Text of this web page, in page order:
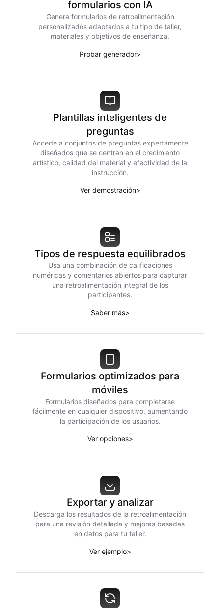
formularios con IA
Genera formularios de retroalimentación
personalizados adaptados a tu tipo de taller,
materiales y objetivos de enseñanza.
Probar generador>
Plantillas inteligentes de
preguntas
Accede a conjuntos de preguntas expertamente
diseñados que se centran en el crecimiento
artístico, calidad del material y efectividad de la
instrucción.
Ver demostración>
Tipos de respuesta equilibrados
Usa una combinación de calificaciones
numéricas y comentarios abiertos para capturar
una retroalimentación integral de los
participantes.
Saber más>
Formularios optimizados para
móviles
Formularios diseñados para completarse
fácilmente en cualquier dispositivo, aumentando
la participación de los usuarios.
Ver opciones>
Exportar y analizar
Descarga los resultados de la retroalimentación
para una revisión detallada y mejoras basadas
en datos para tu taller.
Ver ejemplo>